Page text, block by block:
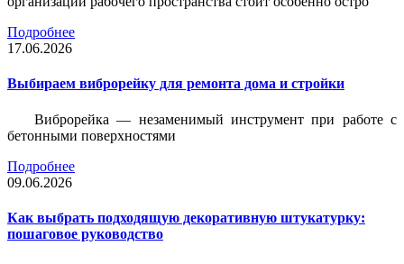
Подробнее
17.06.2026
Выбираем виброрейку для ремонта дома и стройки
Виброрейка — незаменимый инструмент при работе с
бетонными поверхностями
Подробнее
09.06.2026
Как выбрать подходящую декоративную штукатурку:
пошаговое руководство